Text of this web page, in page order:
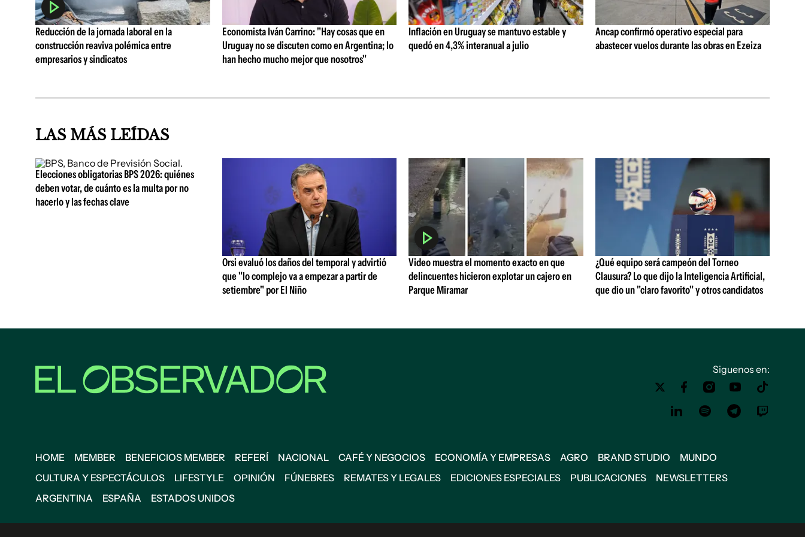
Reducción de la jornada laboral en la
construcción reaviva polémica entre
empresarios y sindicatos
Economista Iván Carrino: "Hay cosas que en
Uruguay no se discuten como en Argentina; lo
han hecho mucho mejor que nosotros"
Inflación en Uruguay se mantuvo estable y
quedó en 4,3% interanual a julio
Ancap confirmó operativo especial para
abastecer vuelos durante las obras en Ezeiza
LAS MÁS LEÍDAS
Elecciones obligatorias BPS 2026: quiénes
deben votar, de cuánto es la multa por no
hacerlo y las fechas clave
Orsi evaluó los daños del temporal y advirtió
que "lo complejo va a empezar a partir de
setiembre" por El Niño
Video muestra el momento exacto en que
delincuentes hicieron explotar un cajero en
Parque Miramar
¿Qué equipo será campeón del Torneo
Clausura? Lo que dijo la Inteligencia Artificial,
que dio un "claro favorito" y otros candidatos
Siguenos en:
HOME MEMBER BENEFICIOS MEMBER REFERÍ NACIONAL CAFÉ Y NEGOCIOS ECONOMÍA Y EMPRESAS AGRO BRAND STUDIO
MUNDO
CULTURA Y ESPECTÁCULOS
LIFESTYLE OPINIÓN FÚNEBRES REMATES Y LEGALES EDICIONES ESPECIALES PUBLICACIONES
NEWSLETTERS
ARGENTINA
ESPAÑA ESTADOS UNIDOS